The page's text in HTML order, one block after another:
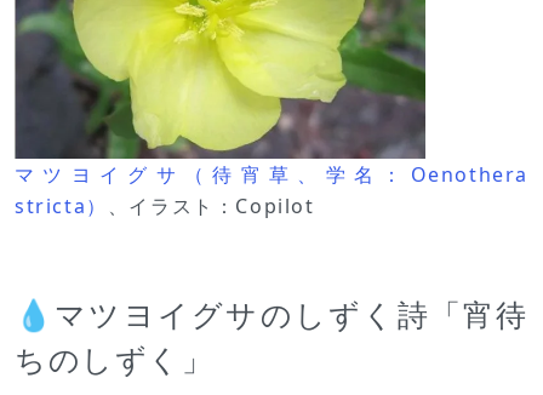
マツヨイグサ（待宵草、学名：Oenothera
stricta） 、イラスト：Copilot
💧マツヨイグサのしずく詩「宵待
ちのしずく」